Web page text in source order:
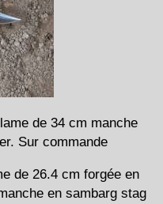
de 34 cm manche
Sur commande
de 26.4 cm forgée en
en sambarg stag